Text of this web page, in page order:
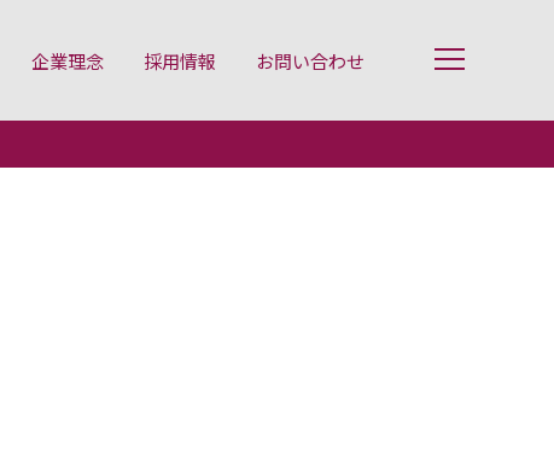
企業理念 採用情報 お問い合わせ